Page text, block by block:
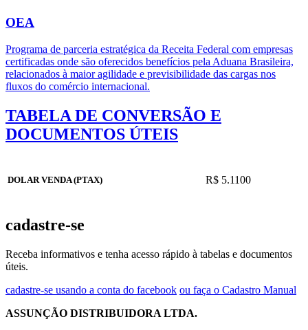
OEA
Programa de parceria estratégica da Receita Federal com empresas
certificadas onde são oferecidos benefícios pela Aduana Brasileira,
relacionados à maior agilidade e previsibilidade das cargas nos
fluxos do comércio internacional.
TABELA DE CONVERSÃO E
DOCUMENTOS ÚTEIS
DOLAR VENDA (PTAX) R$ 5.1100
cadastre-se
Receba informativos e tenha acesso rápido à tabelas e documentos
úteis.
cadastre-se usando a conta do facebook ou faça o Cadastro Manual
ASSUNÇÃO DISTRIBUIDORA LTDA.